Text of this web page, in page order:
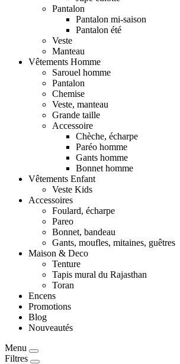
Pantalon
Pantalon mi-saison
Pantalon été
Veste
Manteau
Vêtements Homme
Sarouel homme
Pantalon
Chemise
Veste, manteau
Grande taille
Accessoire
Chèche, écharpe
Paréo homme
Gants homme
Bonnet homme
Vêtements Enfant
Veste Kids
Accessoires
Foulard, écharpe
Pareo
Bonnet, bandeau
Gants, moufles, mitaines, guêtres
Maison & Deco
Tenture
Tapis mural du Rajasthan
Toran
Encens
Promotions
Blog
Nouveautés
Menu
Filtres